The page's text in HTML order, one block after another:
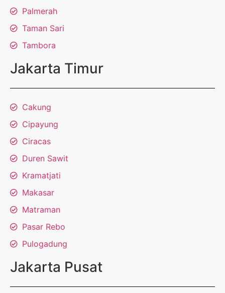
Palmerah
Taman Sari
Tambora
Jakarta Timur
Cakung
Cipayung
Ciracas
Duren Sawit
Kramatjati
Makasar
Matraman
Pasar Rebo
Pulogadung
Jakarta Pusat